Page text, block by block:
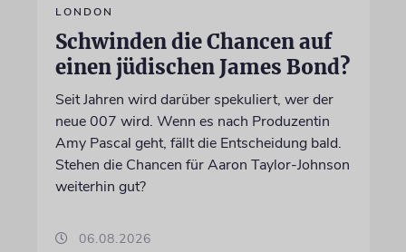
LONDON
Schwinden die Chancen auf
einen jüdischen James Bond?
Seit Jahren wird darüber spekuliert, wer der
neue 007 wird. Wenn es nach Produzentin
Amy Pascal geht, fällt die Entscheidung bald.
Stehen die Chancen für Aaron Taylor-Johnson
weiterhin gut?
06.08.2026